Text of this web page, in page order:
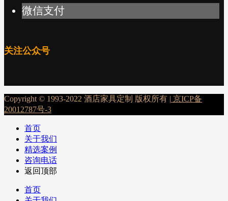
微信支付
关注公众号
Copyright © 1993-2022 酒店家具定制 版权所有 | 京ICP备
20012787号-3
首页
关于我们
精选案例
咨询电话
返回顶部
首页